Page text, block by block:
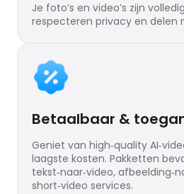
Je foto’s en video’s zijn
respecteren privacy en delen
Betaalbaar &
Geniet van high‑quality
laagste kosten. Pakketten
tekst‑naar‑video,
short‑video services.